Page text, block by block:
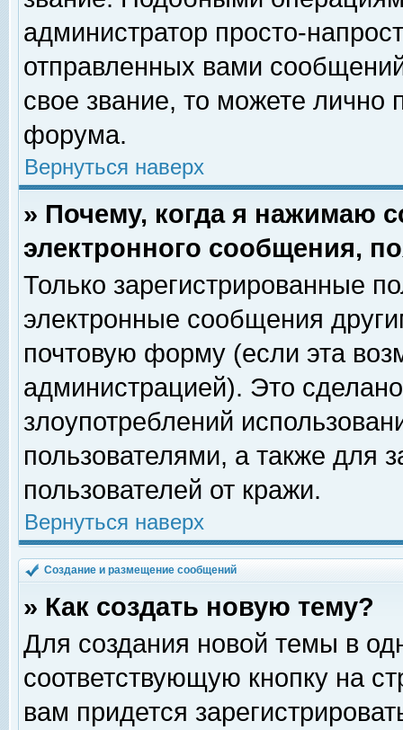
администратор просто-
отправленных вами
свое звание, то можете лично
форума.
Вернуться наверх
» Почему, когда я нажимаю
электронного сообщения,
Только зарегистрированные
электронные сообщения
почтовую форму (если эта
администрацией). Это
злоупотреблений
пользователями, а также для
пользователей от кражи.
Вернуться наверх
Создание и размещение сообщений
» Как создать новую тему?
Для создания новой темы в
соответствующую кнопку на
вам придется